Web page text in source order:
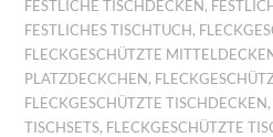
FESTLICHE TISCHDECKEN,
FESTLICHES TISCHTUCH,
FLECKGESCHÜTZTE
PLATZDECKCHEN,
FLECKGESCHÜTZTE TISCHDECKEN,
TISCHSETS, FLECKGESCHÜTZTE